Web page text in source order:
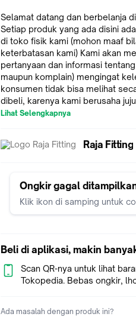
Selamat datang dan berbelanja di toko kami
Setiap produk yang ada disini
di toko fisik kami (mohon maaf
keterbatasan kami) Kami akan melayani dengan senang hati setiap
pertanyaan dan informasi
maupun komplain) mengingat
konsumen tidak bisa melihat
dibeli, karenya kami berusaha
secepatnya setelah kami baca Penilaian anda sangat kami harapkan,
Semua bisa dibicarakan baik2 (kami
kerusakan bisa ditukar (dengan
pembeli) Kami hanya bisa berusaha packing aman sesuai
kemampuan kami, dan pasti
Kepuasan anda adalah tujuan
Lihat Selengkapnya
Raja Fitting
Ongkir gagal
Klik ikon di samping untuk
Beli di aplikasi, makin
Scan QR-nya untuk lihat
Tokopedia. Bebas ongkir,
Ada masalah dengan produk ini?